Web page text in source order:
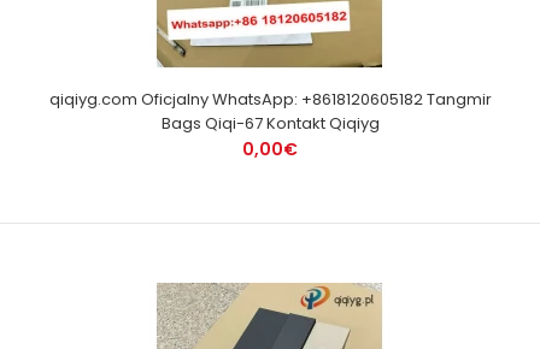
qiqiyg.com Oficjalny WhatsApp: +8618120605182 Tangmir
Bags Qiqi-67 Kontakt Qiqiyg
0,00€